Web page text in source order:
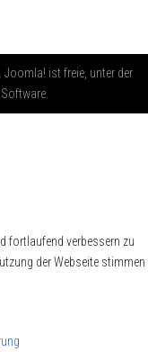
ist freie, unter der
fortlaufend verbessern zu
der Webseite stimmen